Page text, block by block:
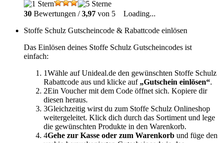
30 Bewertungen /3,97 von 5
Loading...
Stoffe Schulz Gutscheincode & Rabattcode einlösen
Das Einlösen deines Stoffe Schulz Gutscheincodes ist
einfach:
1Wähle auf Unideal.de den gewünschten Stoffe Schulz
Rabattcode aus und klicke auf „Gutschein einlösen“.
2Ein Voucher mit dem Code öffnet sich. Kopiere dir
diesen heraus.
3Gleichzeitig wirst du zum Stoffe Schulz Onlineshop
weitergeleitet. Klick dich durch das Sortiment und lege
die gewünschten Produkte in den Warenkorb.
4Gehe zur Kasse oder zum Warenkorb und füge den